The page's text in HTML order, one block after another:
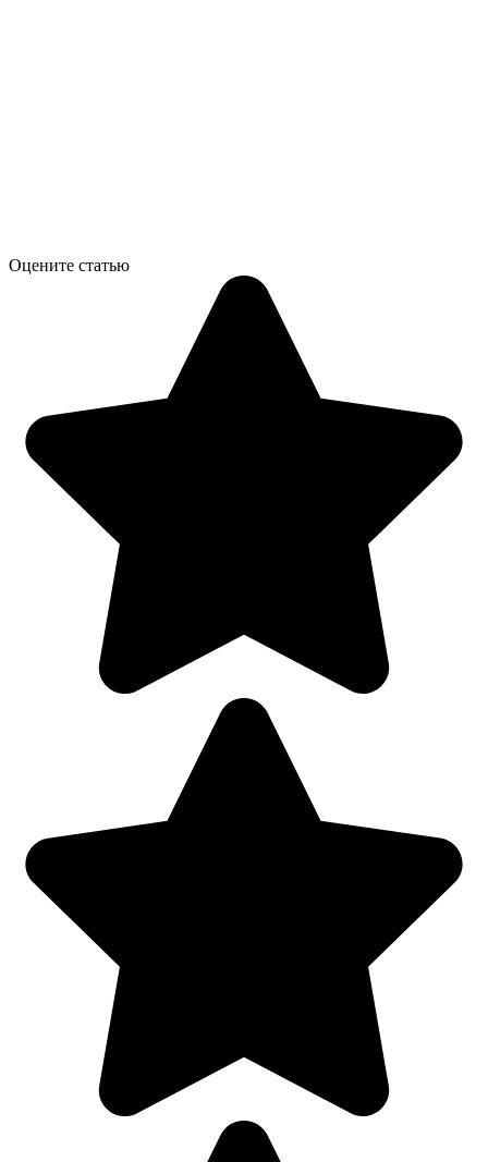
Оцените статью